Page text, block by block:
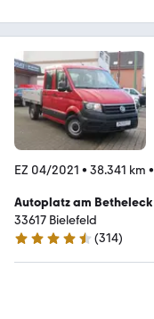
EZ 04/2021 • 38.341 km •
Autoplatz am Betheleck
33617 Bielefeld
4.7 Sterne
(314)